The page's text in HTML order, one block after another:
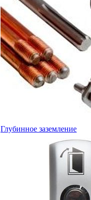
Глубинное заземление